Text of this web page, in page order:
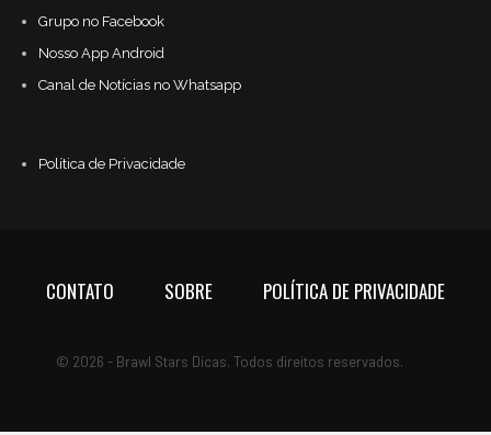
Grupo no Facebook
Nosso App Android
Canal de Notícias no Whatsapp
Política de Privacidade
CONTATO SOBRE POLÍTICA DE PRIVACIDADE
© 2026 - Brawl Stars Dicas. Todos direitos reservados.